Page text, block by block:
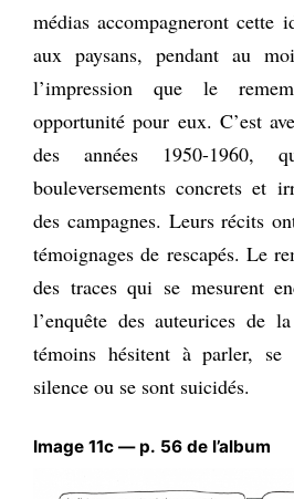
médias accompagneront cette
aux paysans, pendant au
l’impression que le
opportunité pour eux. C’est
des années 1950-1960,
bouleversements concrets et
des campagnes. Leurs récits
témoignages de rescapés. Le
des traces qui se mesurent
l’enquête des auteurices de
témoins hésitent à parler,
silence ou se sont suicidés.
Image 11c — p. 56 de l’album